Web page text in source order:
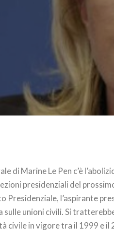
di Marine Le Pen c’è
presidenziali del
Presidenziale, l’aspirante
sulle unioni civili. Si
civile in vigore tra il 1999 e